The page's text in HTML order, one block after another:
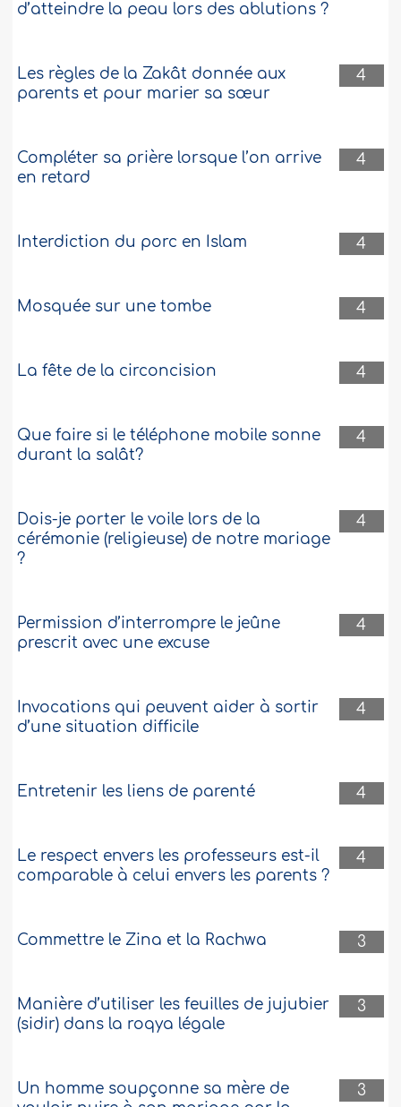
d’atteindre la peau lors des ablutions ?
4
Les règles de la Zakât donnée aux
parents et pour marier sa sœur
4
Compléter sa prière lorsque l’on arrive
en retard
4
Interdiction du porc en Islam
4
Mosquée sur une tombe
4
La fête de la circoncision
4
Que faire si le téléphone mobile sonne
durant la salât?
4
Dois-je porter le voile lors de la
cérémonie (religieuse) de notre mariage
?
4
Permission d’interrompre le jeûne
prescrit avec une excuse
4
Invocations qui peuvent aider à sortir
d’une situation difficile
4
Entretenir les liens de parenté
4
Le respect envers les professeurs est-il
comparable à celui envers les parents ?
3
Commettre le Zina et la Rachwa
3
Manière d’utiliser les feuilles de jujubier
(sidir) dans la roqya légale
3
Un homme soupçonne sa mère de